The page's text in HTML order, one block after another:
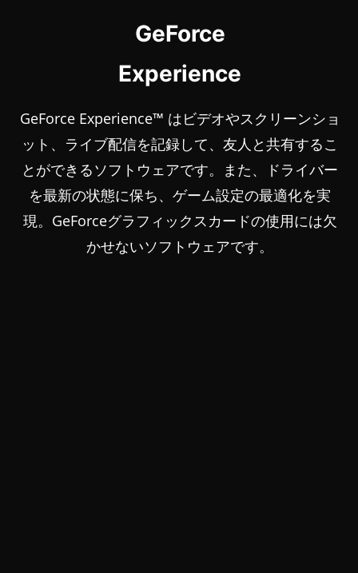
GeForce
Experience
GeForce Experience™ はビデオやスクリーンショ
ット、ライブ配信を記録して、友人と共有するこ
とができるソフトウェアです。また、ドライバー
を最新の状態に保ち、ゲーム設定の最適化を実
現。GeForceグラフィックスカードの使用には欠
かせないソフトウェアです。